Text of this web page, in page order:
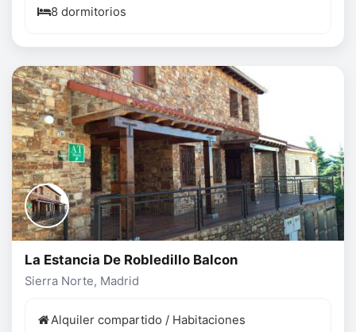
8 dormitorios
La Estancia De Robledillo Balcon
Sierra Norte, Madrid
Alquiler compartido / Habitaciones